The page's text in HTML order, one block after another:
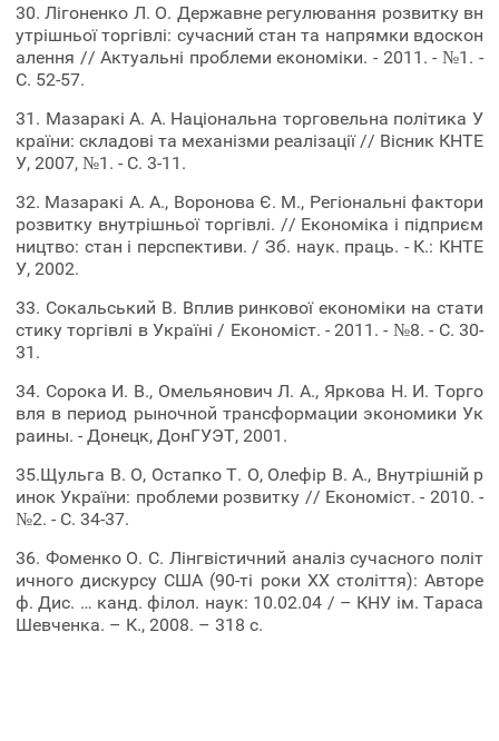
30. Лігоненко Л. О. Державне регулювання розвитку вн
утрішньої торгівлі: сучасний стан та напрямки вдоскон
алення // Актуальні проблеми економіки. - 2011. - №1. -
С. 52-57.
31. Мазаракі А. А. Національна торговельна політика У
країни: складові та механізми реалізації // Вісник КНТЕ
У, 2007, №1. - С. 3-11.
32. Мазаракі А. А., Воронова Є. М., Регіональні фактори
розвитку внутрішньої торгівлі. // Економіка і підприєм
ництво: стан і перспективи. / Зб. наук. праць. - К.: КНТЕ
У, 2002.
33. Сокальський В. Вплив ринкової економіки на стати
стику торгівлі в Україні / Економіст. - 2011. - №8. - С. 30-
31.
34. Сорока И. В., Омельянович Л. А., Яркова Н. И. Торго
вля в период рыночной трансформации экономики Ук
раины. - Донецк, ДонГУЭТ, 2001.
35.Щульга В. О, Остапко Т. О, Олефір В. А., Внутрішній р
инок України: проблеми розвитку // Економіст. - 2010. -
№2. - С. 34-37.
36. Фоменко О. С. Лінгвістичний аналіз сучасного політ
ичного дискурсу США (90-ті роки ХХ століття): Авторе
ф. Дис. … канд. філол. наук: 10.02.04 / – КНУ ім. Тараса
Шевченка. – К., 2008. – 318 с.